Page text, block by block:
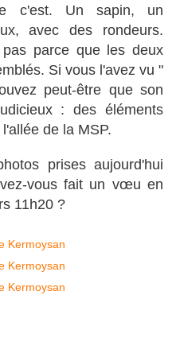
c'est. Un sapin, un
avec des rondeurs.
parce que les deux
Si vous l'avez vu "
peut-être que son
: des éléments
de la MSP.
prises aujourd'hui
vous fait un vœu en
11h20 ?